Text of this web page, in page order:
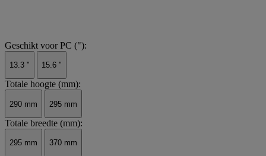
Geschikt voor PC ("):
13.3 " 15.6 "
Totale hoogte (mm):
290 mm 295 mm
Totale breedte (mm):
295 mm 370 mm